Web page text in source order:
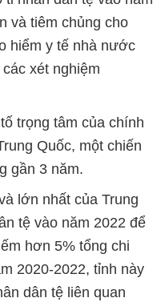
và tiêm chủng cho
hiểm y tế nhà nước
xét nghiệm
trọng tâm của chính
Quốc, một chiến
gần 3 năm.
lớn nhất của Trung
tệ vào năm 2022 để
hơn 5% tổng chi
2020-2022, tỉnh này
dân tệ liên quan